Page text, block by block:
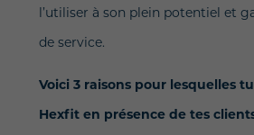
l’utiliser à son plein potentiel et
de service.
Voici 3 raisons pour lesquelles
Hexfit en présence de tes